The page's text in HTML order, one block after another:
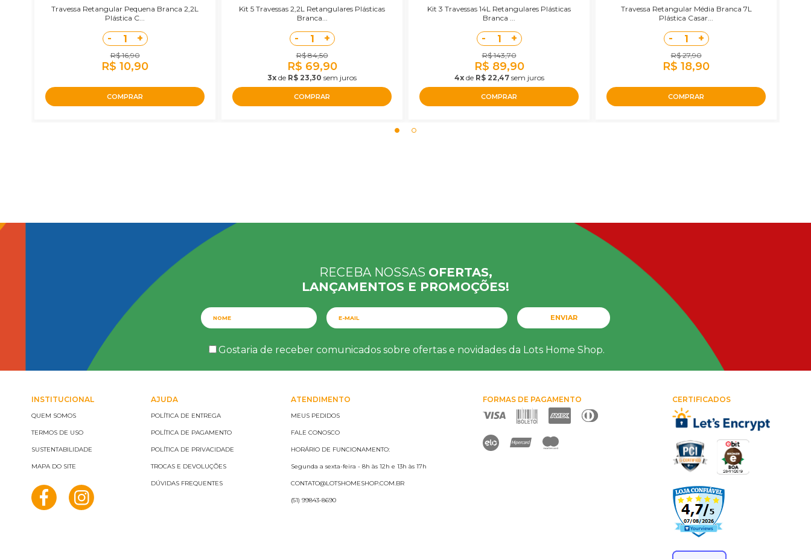
Travessa Retangular Pequena Branca 2,2L
Plástica C...
- 1 +
R$ 16,90
R$ 10,90
COMPRAR
Kit 5 Travessas 2,2L Retangulares Plásticas
Branca...
- 1 +
R$ 84,50
R$ 69,90
3x de R$ 23,30 sem juros
COMPRAR
Kit 3 Travessas 14L Retangulares Plásticas
Branca ...
- 1 +
R$ 143,70
R$ 89,90
4xde R$ 22,47sem juros
COMPRAR
Travessa Retangular Média Branca 7L
Plástica Casar...
- 1 +
R$ 27,90
R$ 18,90
COMPRAR
RECEBA NOSSAS OFERTAS,
LANÇAMENTOS E PROMOÇÕES!
Gostaria de receber comunicados sobre ofertas e novidades da Lots Home Shop.
ENVIAR
INSTITUCIONAL
QUEM SOMOS
TERMOS DE USO
SUSTENTABILIDADE
MAPA DO SITE
AJUDA
POLÍTICA DE ENTREGA
POLÍTICA DE PAGAMENTO
POLÍTICA DE PRIVACIDADE
TROCAS E DEVOLUÇÕES
DÚVIDAS FREQUENTES
ATENDIMENTO
MEUS PEDIDOS
FALE CONOSCO
HORÁRIO DE FUNCIONAMENTO:
Segunda a sexta-feira - 8h às 12h e 13h às 17h
CONTATO@LOTSHOMESHOP.COM.BR
(51) 99843-8690
FORMAS DE PAGAMENTO CERTIFICADOS